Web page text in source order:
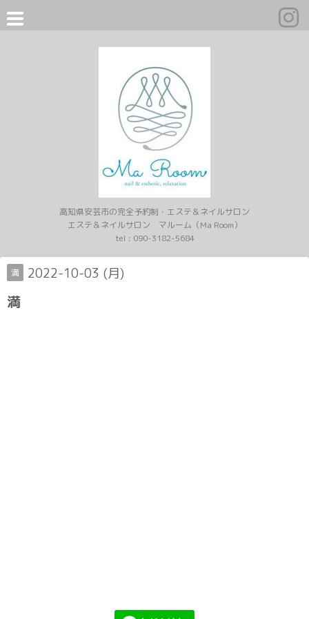
高知県安芸市の完全予約制・エステ＆ネイルサロン
エステ＆ネイルサロン マルーム（Ma Room）
tel : 090-3182-5684
満 2022-10-03 (月)
満